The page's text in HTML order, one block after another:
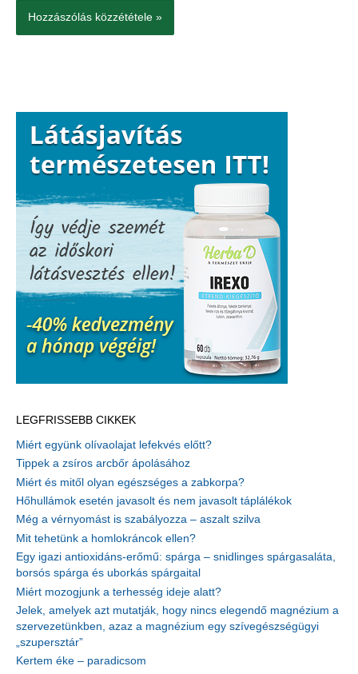
LEGFRISSEBB CIKKEK
Miért együnk olívaolajat lefekvés előtt?
Tippek a zsíros arcbőr ápolásához
Miért és mitől olyan egészséges a zabkorpa?
Hőhullámok esetén javasolt és nem javasolt táplálékok
Még a vérnyomást is szabályozza – aszalt szilva
Mit tehetünk a homlokráncok ellen?
Egy igazi antioxidáns-erőmű: spárga – snidlinges spárgasaláta,
borsós spárga és uborkás spárgaital
Miért mozogjunk a terhesség ideje alatt?
Jelek, amelyek azt mutatják, hogy nincs elegendő magnézium a
szervezetünkben, azaz a magnézium egy szívegészségügyi
„szupersztár”
Kertem éke – paradicsom